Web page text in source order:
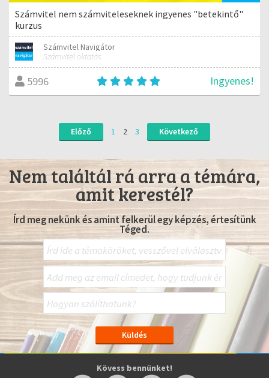
Számvitel nem számviteleseknek ingyenes "betekintő"
kurzus
Számvitel Navigátor
Számvitel oktatás
5996 Ingyenes!
Előző 1 2 3 Következő
Nem találtál rá arra a témára,
amit kerestél?
Írd meg nekünk és amint felkerül egy képzés, értesítünk
Téged.
Kövess bennünket!